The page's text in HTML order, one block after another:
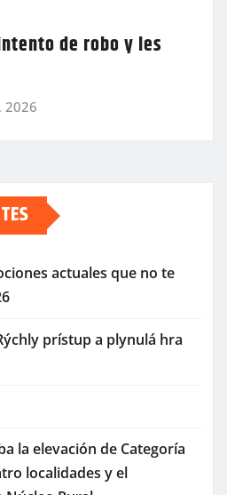
de robo y les
2026
actuales que no te
prístup a plynulá hra
la elevación de Categoría
localidades y el